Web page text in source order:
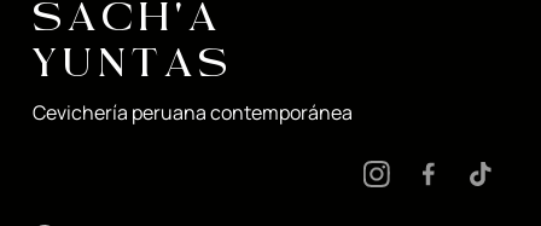
SACH'A
YUNTAS
Cevichería peruana contemporánea